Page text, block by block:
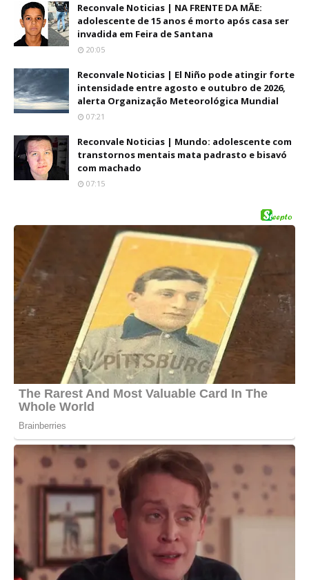
Reconvale Noticias | NA FRENTE DA MÃE:
adolescente de 15 anos é morto após casa ser
invadida em Feira de Santana
20:05
Reconvale Noticias | El Niño pode atingir forte
intensidade entre agosto e outubro de 2026,
alerta Organização Meteorológica Mundial
07:21
Reconvale Noticias | Mundo: adolescente com
transtornos mentais mata padrasto e bisavó
com machado
07:15